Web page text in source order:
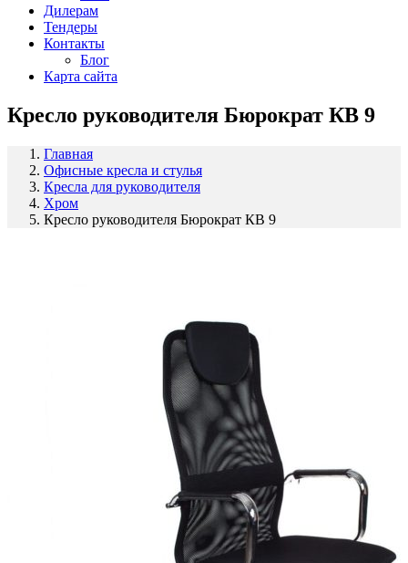
Дилерам
Тендеры
Контакты
Блог
Карта сайта
Кресло руководителя Бюрократ КВ 9
Главная
Офисные кресла и стулья
Кресла для руководителя
Хром
Кресло руководителя Бюрократ КВ 9